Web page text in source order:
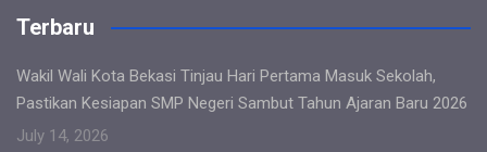
Terbaru
Wakil Wali Kota Bekasi Tinjau Hari Pertama Masuk Sekolah,
Pastikan Kesiapan SMP Negeri Sambut Tahun Ajaran Baru 2026
July 14, 2026